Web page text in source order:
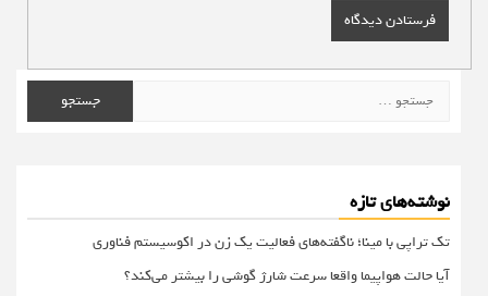
برای:
نوشته‌های تازه
تک تراپی با مینا؛ ناگفته‌های فعالیت یک زن در اکوسیستم فناوری
آیا حالت هواپیما واقعا سرعت شارژ گوشی را بیشتر می‌کند؟